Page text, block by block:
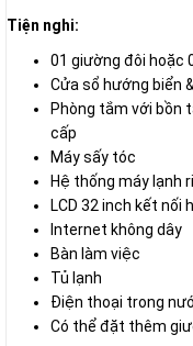
Tiện nghi:
01 giường đôi hoặc
Cửa sổ hướng biển
Phòng tắm với bồn
cấp
Máy sấy tóc
Hệ thống máy lạnh
LCD 32 inch kết nối
Internet không dây
Bàn làm việc
Tủ lạnh
Điện thoại trong
Có thể đặt thêm